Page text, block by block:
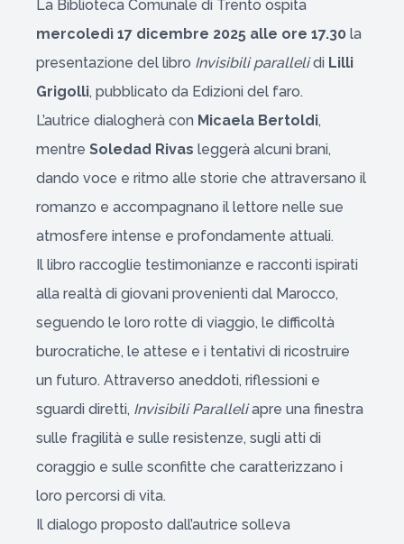
La Biblioteca Comunale di Trento ospita
mercoledì 17 dicembre 2025 alle ore 17.30 la
presentazione del libro Invisibili parallelidi Lilli
Grigolli, pubblicato da Edizioni del faro.
L’autrice dialogherà con Micaela Bertoldi,
mentre Soledad Rivas leggerà alcuni brani,
dando voce e ritmo alle storie che attraversano il
romanzo e accompagnano il lettore nelle sue
atmosfere intense e profondamente attuali.
Il libro raccoglie testimonianze e racconti ispirati
alla realtà di giovani provenienti dal Marocco,
seguendo le loro rotte di viaggio, le difficoltà
burocratiche, le attese e i tentativi di ricostruire
un futuro. Attraverso aneddoti, riflessioni e
sguardi diretti, Invisibili Paralleliapre una finestra
sulle fragilità e sulle resistenze, sugli atti di
coraggio e sulle sconfitte che caratterizzano i
loro percorsi di vita.
Il dialogo proposto dall’autrice solleva